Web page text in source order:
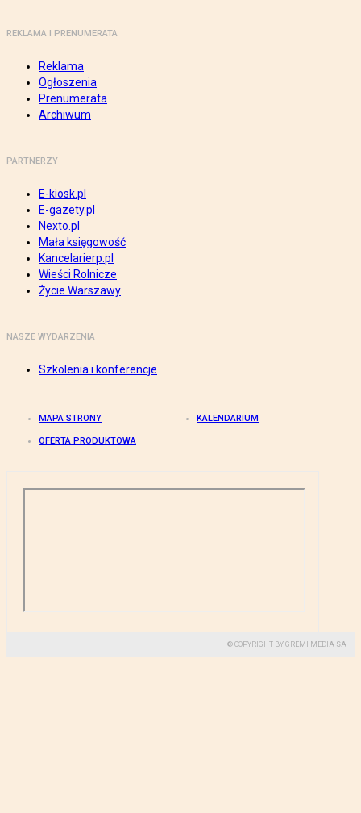
REKLAMA I PRENUMERATA
Reklama
Ogłoszenia
Prenumerata
Archiwum
PARTNERZY
E-kiosk.pl
E-gazety.pl
Nexto.pl
Mała księgowość
Kancelarierp.pl
Wieści Rolnicze
Życie Warszawy
NASZE WYDARZENIA
Szkolenia i konferencje
MAPA STRONY KALENDARIUM
OFERTA PRODUKTOWA
© COPYRIGHT BY GREMI MEDIA SA